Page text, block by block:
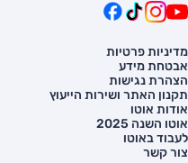
מדיניות פרטיות
אבטחת מידע
הצהרת נגישות
תקנון האתר ושירות הייעוץ
אודות אוטו
אוטו השנה 2025
לעבוד באוטו
צור קשר